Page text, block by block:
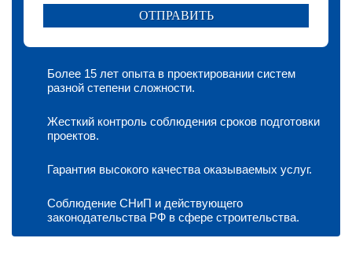
Более 15 лет опыта в проектировании систем
разной степени сложности.
Жесткий контроль соблюдения сроков подготовки
проектов.
Гарантия высокого качества оказываемых услуг.
Соблюдение СНиП и действующего
законодательства РФ в сфере строительства.